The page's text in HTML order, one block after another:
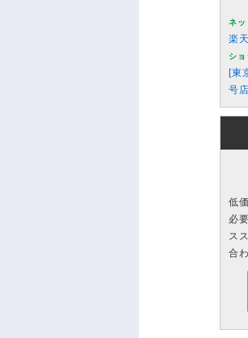
ネッ
楽
ショ
[東
号
低
必
ス
合